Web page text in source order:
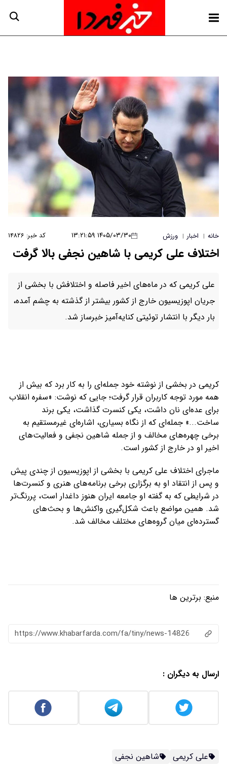
خانه | اخبار | ورزش ۱۴۰۵/۰۳/۳۰ ۱۳:۲۱:۵۹ کد خبر: ۱۴۸۲۶
اختلاف علی کریمی با شاهین نجفی بالا گرفت
علی کریمی که در ماه‌های اخیر فاصله و اختلافش با بخشی از
جریان اپوزیسیون خارج از کشور بیشتر از گذشته به چشم آمده،
بار دیگر با انتشار توئیتی کنایه‌آمیز خبرساز شد.
کریمی در بخشی از نوشته خود جمله‌ای را به کار برد که بیش از
همه مورد توجه کاربران قرار گرفت؛ جایی که نوشت: «سفره انقلاب
برای عده‌ای نان داشت، یکی کنسرت گذاشت، یکی برند
ساخت...» جمله‌ای که از نگاه بسیاری، اشاره‌ای غیرمستقیم به
برخی چهره‌های مخالف و از جمله شاهین نجفی و فعالیت‌های
اخیر او در خارج از کشور است.
ماجرای اختلاف علی کریمی با بخشی از اپوزیسیون از چندی پیش
و پس از انتقاد او به برگزاری برخی برنامه‌های هنری و کنسرت‌ها
در شرایطی که به گفته او جامعه ایران هنوز داغدار است، پررنگ‌تر
شد. همین مواضع باعث شکل‌گیری واکنش‌ها و بحث‌های
گسترده‌ای میان گروه‌های مختلف مخالف شد.
منبع: برترین ها
https://www.khabarfarda.com/fa/tiny/news-14826
ارسال به دیگران :
علی کریمی شاهین نجفی